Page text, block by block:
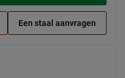
Een staal aanvragen